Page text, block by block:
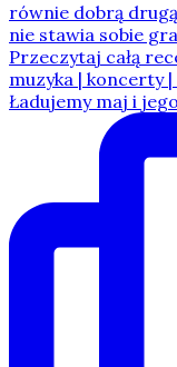
Ładujemy maj i